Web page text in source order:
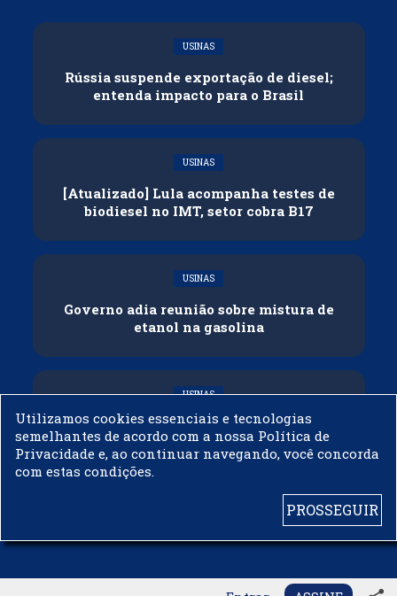
USINAS
Rússia suspende exportação de diesel;
entenda impacto para o Brasil
USINAS
[Atualizado] Lula acompanha testes de
biodiesel no IMT, setor cobra B17
USINAS
Governo adia reunião sobre mistura de
etanol na gasolina
USINAS
CNPE veda importação de biodiesel
Utilizamos cookies essenciais e tecnologias
semelhantes de acordo com a nossa Política de
Privacidade e, ao continuar navegando, você concorda
com estas condições.
PROSSEGUIR